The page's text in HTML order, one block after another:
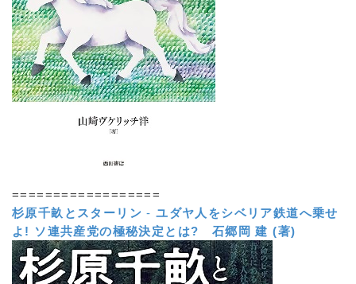
==================
杉原千畝とスターリン -ユダヤ人をシベリア鉄道へ乗せ
よ! ソ連共産党の極秘決定とは?
石郷岡 建 (著)